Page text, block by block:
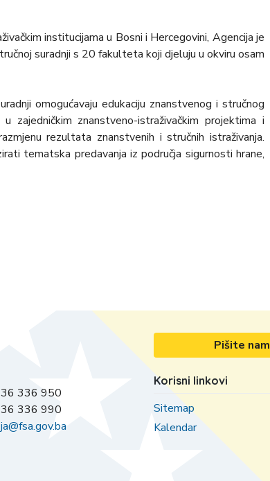
institucijama u Bosni i Hercegovini, Agencija je
suradnji s 20 fakulteta koji djeluju u okviru osam
omogućavaju edukaciju znanstvenog i stručnog
zajedničkim znanstveno-istraživačkim projektima i
rezultata znanstvenih i stručnih istraživanja.
tematska predavanja iz područja sigurnosti hrane,
336 950
336 990
Pišite nam
Korisni linkovi
Sitemap
Kalendar